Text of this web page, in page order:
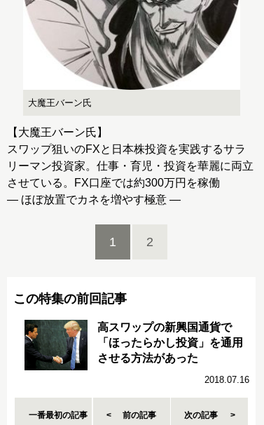
大魔王バーン氏
【大魔王バーン氏】
スワップ狙いのFXと日本株投資を実践するサラ
リーマン投資家。仕事・育児・投資を華麗に両立
させている。FX口座では約300万円を稼働
― ほぼ放置でカネを増やす極意 ―
1 2
この特集の前回記事
高スワップの新興国通貨で
「ほったらかし投資」を通用
させる方法があった
2018.07.16
一番最初の記事 前の記事 次の記事